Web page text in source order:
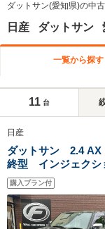
ダットサン(愛知県)の中
日産 ダットサン
一覧から探す
11 台
日産
ダットサン 2.4
終型 インジェク
コン 社外ホイール
購入プラン付